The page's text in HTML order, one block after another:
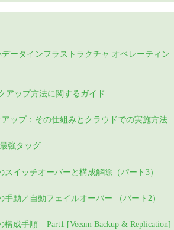
ータインフラストラクチャ オペレーティン
アップ方法に関するガイド
ップ：その仕組みとクラウドでの実施方法
強タッグ
スイッチオーバーと構成解除（パート3）
手動／自動フェイルオーバー （パート2）
構成手順 – Part1 [Veeam Backup & Replication]